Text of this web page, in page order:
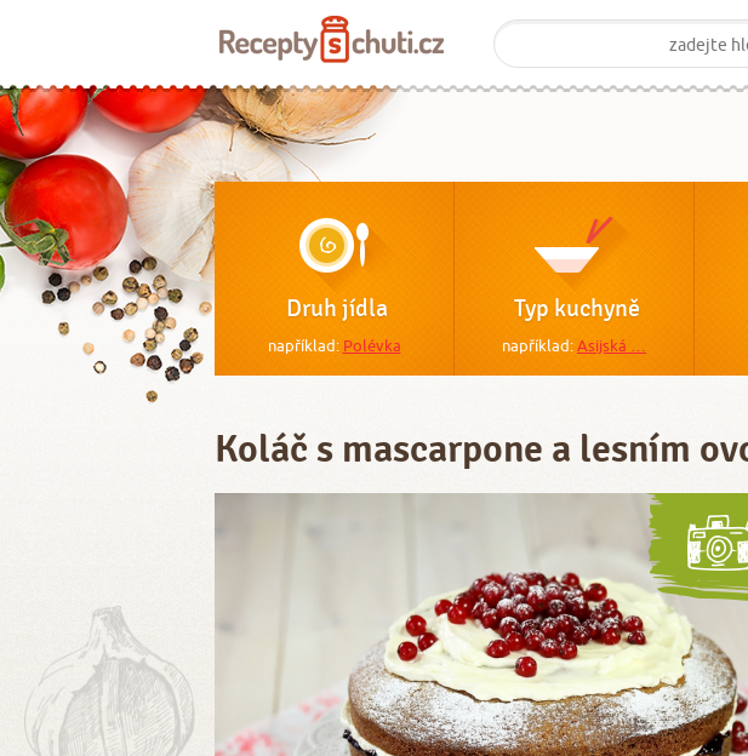
Druh jídla
například: Polévka
Typ kuchyně
například:Asijská …
Koláč s mascarpone a lesním